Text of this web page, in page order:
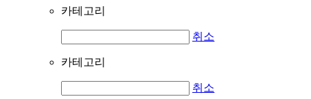
카테고리
취소
카테고리
취소